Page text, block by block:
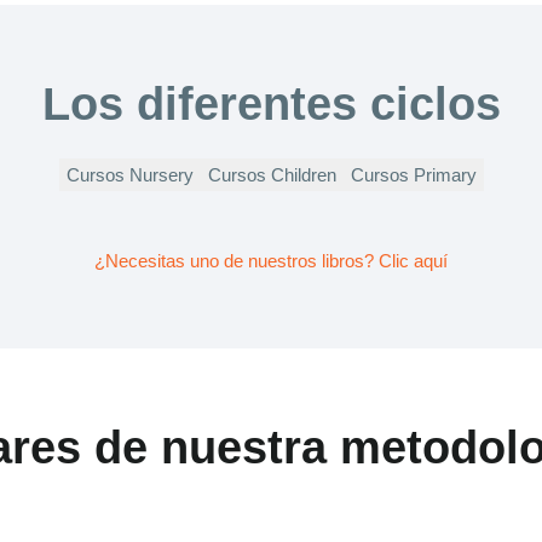
Los diferentes ciclos
Cursos Nursery Cursos Children Cursos Primary
¿Necesitas uno de nuestros libros? Clic aquí
de nuestra